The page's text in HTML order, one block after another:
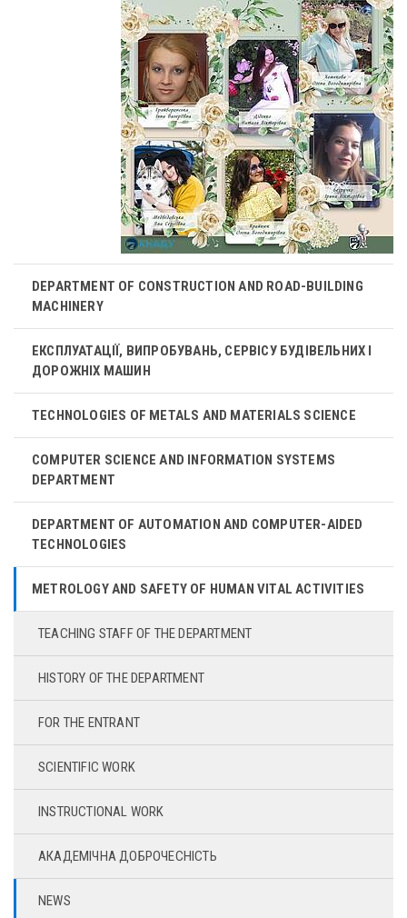
DEPARTMENT OF CONSTRUCTION AND ROAD-BUILDING
MACHINERY
ЕКСПЛУАТАЦІЇ, ВИПРОБУВАНЬ, СЕРВІСУ БУДІВЕЛЬНИХ І
ДОРОЖНІХ МАШИН
TECHNOLOGIES OF METALS AND MATERIALS SCIENCE
COMPUTER SCIENCE AND INFORMATION SYSTEMS
DEPARTMENT
DEPARTMENT OF AUTOMATION AND COMPUTER-AIDED
TECHNOLOGIES
METROLOGY AND SAFETY OF HUMAN VITAL ACTIVITIES
TEACHING STAFF OF THE DEPARTMENT
HISTORY OF THE DEPARTMENT
FOR THE ENTRANT
SCIENTIFIC WORK
INSTRUCTIONAL WORK
АКАДЕМІЧНА ДОБРОЧЕСНІСТЬ
NEWS